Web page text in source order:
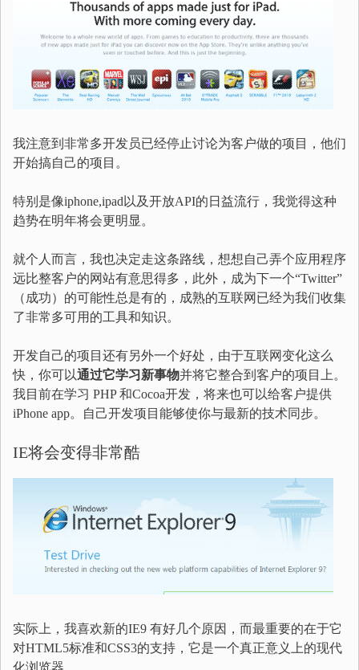
我注意到非常多开发员已经停止讨论为客户做的项目，他们
开始搞自己的项目。
特别是像iphone,ipad以及开放API的日益流行，我觉得这种
趋势在明年将会更明显。
就个人而言，我也决定走这条路线，想想自己弄个应用程序
远比整客户的网站有意思得多，此外，成为下一个“Twitter”
（成功）的可能性总是有的，成熟的互联网已经为我们收集
了非常多可用的工具和知识。
开发自己的项目还有另外一个好处，由于互联网变化这么
快，你可以通过它学习新事物并将它整合到客户的项目上。
我目前在学习 PHP 和Cocoa开发，将来也可以给客户提供
iPhone app。自己开发项目能够使你与最新的技术同步。
IE将会变得非常酷
实际上，我喜欢新的IE9 有好几个原因，而最重要的在于它
对HTML5标准和CSS3的支持，它是一个真正意义上的现代